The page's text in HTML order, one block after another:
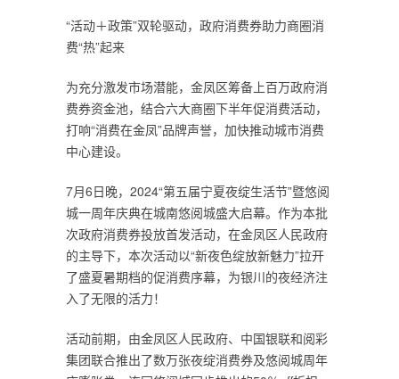
“活动＋政策”双轮驱动，政府消费券助力商圈消
费“热”起来
为充分激发市场潜能，金凤区筹备上百万政府消
费券资金池，结合六大商圈下半年促消费活动，
打响“消费在金凤”品牌声誉，加快推动城市消费
中心建设。
7月6日晚，2024“第五届宁夏夜绽生活节”暨悠阅
城一周年庆典在城南悠阅城盛大启幕。作为本批
次政府消费券投放首发活动，在金凤区人民政府
的主导下，本次活动以“新夜色绽放新魅力”拉开
了盛夏暑期档的促消费序幕，为银川的夜经济注
入了无限的活力！
活动前期，由金凤区人民政府、中国银联和阅彩
集团联合推出了数万张夜绽消费券及悠阅城周年